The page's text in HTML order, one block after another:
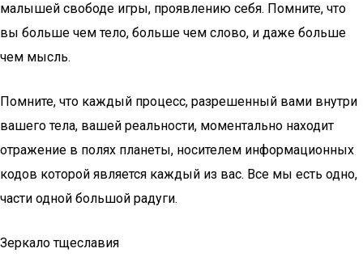
малышей свободе игры, проявлению себя. Помните, что
вы больше чем тело, больше чем слово, и даже больше
чем мысль.
Помните, что каждый процесс, разрешенный вами внутри
вашего тела, вашей реальности, моментально находит
отражение в полях планеты, носителем информационных
кодов которой является каждый из вас. Все мы есть одно,
части одной большой радуги.
Зеркало тщеславия